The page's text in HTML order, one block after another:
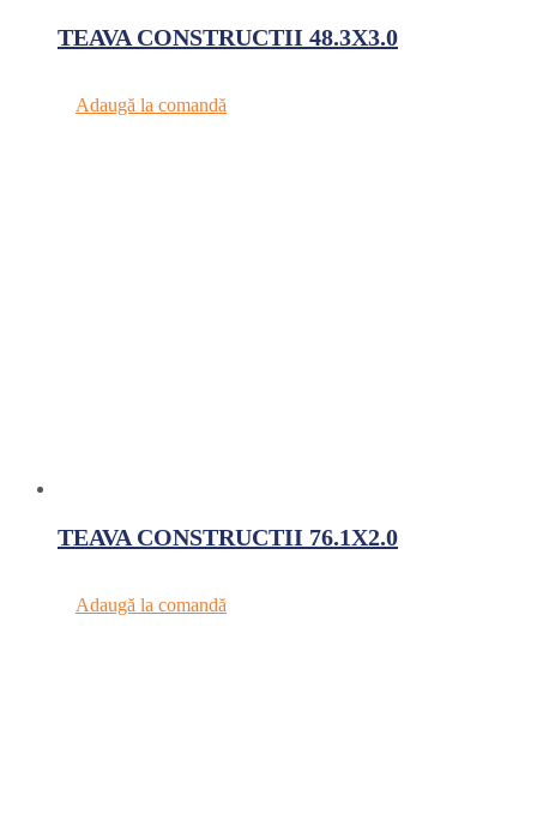
TEAVA CONSTRUCTII 48.3X3.0
Adaugă la comandă
TEAVA CONSTRUCTII 76.1X2.0
Adaugă la comandă